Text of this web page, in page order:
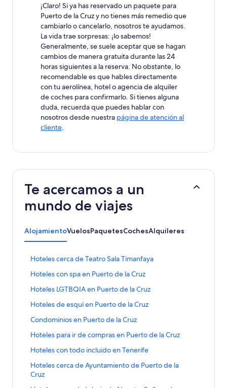
¡Claro! Si ya has reservado un paquete para
Puerto de la Cruz y no tienes más remedio que
cambiarlo o cancelarlo, nosotros te ayudamos.
La vida trae sorpresas: ¡lo sabemos!
Generalmente, se suele aceptar que se hagan
cambios de manera gratuita durante las 24
horas siguientes a la reserva. No obstante, lo
recomendable es que hables directamente
con tu aerolínea, hotel o agencia de alquiler
de coches para confirmarlo. Si tienes alguna
duda, recuerda que puedes hablar con
nosotros desde nuestra página de atención al
cliente.
Te acercamos a un
mundo de viajes
AlojamientoVuelosPaquetesCochesAlquileres
Hoteles cerca de Teatro Sala Timanfaya
E
l
a
c
e
u
e
a
b
e
l
a
Hoteles con spa en Puerto de la Cruz
E
l
a
c
e
u
e
a
b
r
Hoteles LGTBQIA en Puerto de la Cruz
E
l
a
c
e
u
e
a
b
Hoteles de esquí en Puerto de la Cruz
E
l
a
c
e
u
e
a
Condominios en Puerto de la Cruz
E
l
a
c
e
q
Hoteles para ir de compras en Puerto de la Cruz
E
l
a
c
e
Hoteles con todo incluido en Tenerife
E
l
a
c
Hoteles cerca de Ayuntamiento de Puerto de la
Cruz
E
n